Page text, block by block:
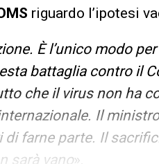
riguardo l’ipotesi
È l’unico modo
battaglia contro il
che il virus non ha
Il
di farne parte. Il
sarà vano».